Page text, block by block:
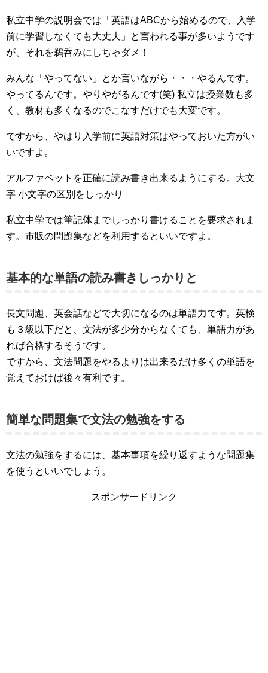
私立中学の説明会では「英語はABCから始めるので、入学
前に学習しなくても大丈夫」と言われる事が多いようです
が、それを鵜呑みにしちゃダメ！
みんな「やってない」とか言いながら・・・やるんです。
やってるんです。やりやがるんです(笑) 私立は授業数も多
く、教材も多くなるのでこなすだけでも大変です。
ですから、やはり入学前に英語対策はやっておいた方がい
いですよ。
アルファベットを正確に読み書き出来るようにする。大文
字 小文字の区別をしっかり
私立中学では筆記体までしっかり書けることを要求されま
す。市販の問題集などを利用するといいですよ。
基本的な単語の読み書きしっかりと
長文問題、英会話などで大切になるのは単語力です。英検
も３級以下だと、文法が多少分からなくても、単語力があ
れば合格するそうです。
ですから、文法問題をやるよりは出来るだけ多くの単語を
覚えておけば後々有利です。
簡単な問題集で文法の勉強をする
文法の勉強をするには、基本事項を繰り返すような問題集
を使うといいでしょう。
スポンサードリンク